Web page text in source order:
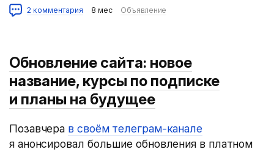
2 комментария 8 мес Объявление
Обновление сайта: новое
название, курсы по подписке
и планы на будущее
Позавчера в своём телеграм-канале
я анонсировал большие обновления в платном